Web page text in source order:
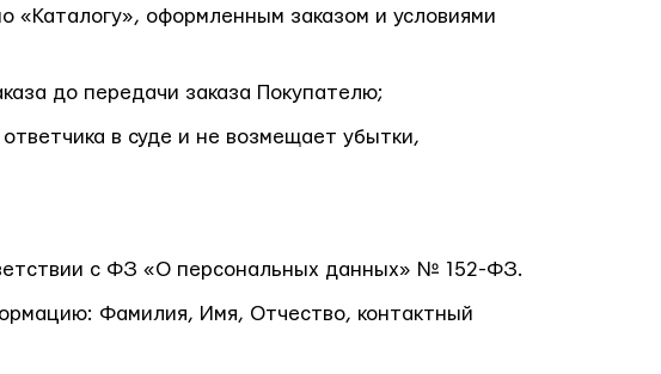
«Каталогу», оформленным заказом и условиями
до передачи заказа Покупателю;
в суде и не возмещает убытки,
с ФЗ «О персональных данных» № 152-ФЗ.
Фамилия, Имя, Отчество, контактный